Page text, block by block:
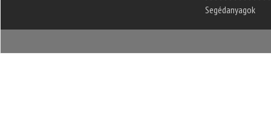
Segédanyagok